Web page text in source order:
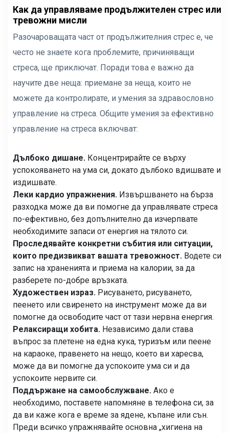
Как да управляваме продължителен стрес или
тревожни мисли
Разочароващата част от продължителния стрес е, че
често не знаете кога проблемите, причиняващи
стреса, ще приключат. Поради това е важно да
научите две неща: приемане за неща, които не
можете да контролирате, и умения за здравословно
управление на стреса. Общите умения за ефективно
управление на стреса включват:
Дълбоко дишане. Концентрирайте се върху
успокояването на ума си, докато дълбоко вдишвате и
издишвате.
Леки кардио упражнения. Извършването на бърза
разходка може да ви помогне да управлявате стреса
по-ефективно, без допълнително да изчерпвате
необходимите запаси от енергия на тялото си.
Проследявайте конкретни събития или ситуации,
които предизвикват вашата тревожност. Водете си
запис на храненията и приема на калории, за да
разберете по-добре връзката.
Художествен израз. Рисуването, рисуването,
пеенето или свиренето на инструмент може да ви
помогне да освободите част от тази нервна енергия.
Релаксиращи хобита. Независимо дали става
въпрос за плетене на една кука, туризъм или пеене
на караоке, правенето на нещо, което ви харесва,
може да ви помогне да успокоите ума си и да
успокоите нервите си.
Поддържане на самообслужване. Ако е
необходимо, поставете напомняне в телефона си, за
да ви каже кога е време за ядене, къпане или сън.
Преди всичко упражнявайте основна „хигиена на